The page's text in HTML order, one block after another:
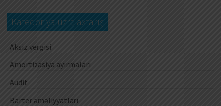
Kateqoriya üzrə axtarış
Aksiz vergisi
Amortizasiya ayırmaları
Audit
Barter əməliyyatları